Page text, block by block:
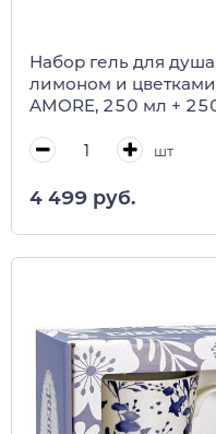
Набор гель для
лимоном и цветками
AMORE, 250 мл +
шт
4 499 руб.